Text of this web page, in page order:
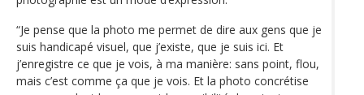
“Je pense que la photo me permet de dire aux gens que je
suis handicapé visuel, que j’existe, que je suis ici. Et
j’enregistre ce que je vois, à ma manière: sans point, flou,
mais c’est comme ça que je vois. Et la photo concrétise